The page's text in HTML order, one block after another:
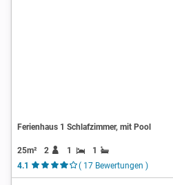
Ferienhaus 1 Schlafzimmer, mit Pool
25m² 2 1
1
4.1
( 17 Bewertungen )